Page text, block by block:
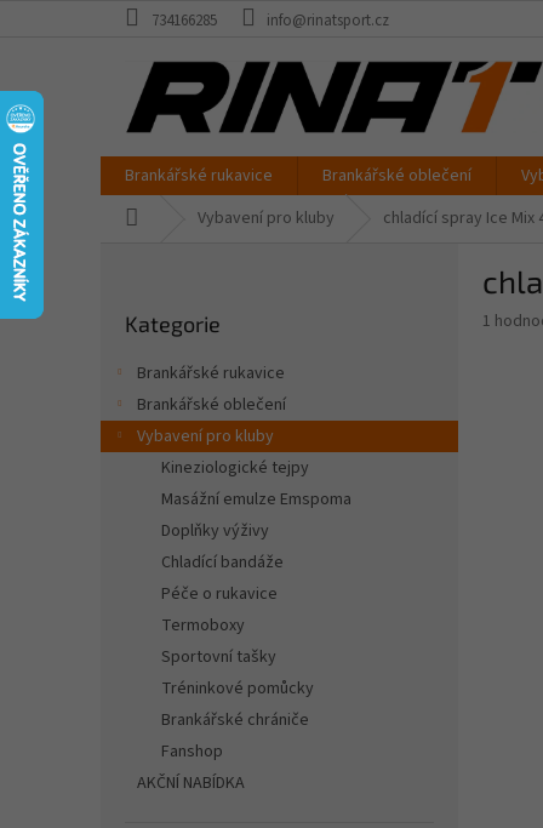
734166285 info@rinatsport.cz
Brankářské rukavice Brankářské oblečení
Vybavení pro kluby chladící spray Ice Mix
n
kategorie
Kategorie
Brankářské rukavice
Brankářské oblečení
Vybavení pro kluby
Kineziologické tejpy
Masážní emulze Emspoma
Doplňky výživy
Chladící bandáže
Péče o rukavice
Termoboxy
Sportovní tašky
Tréninkové pomůcky
Brankářské chrániče
Fanshop
AKČNÍ NABÍDKA
1